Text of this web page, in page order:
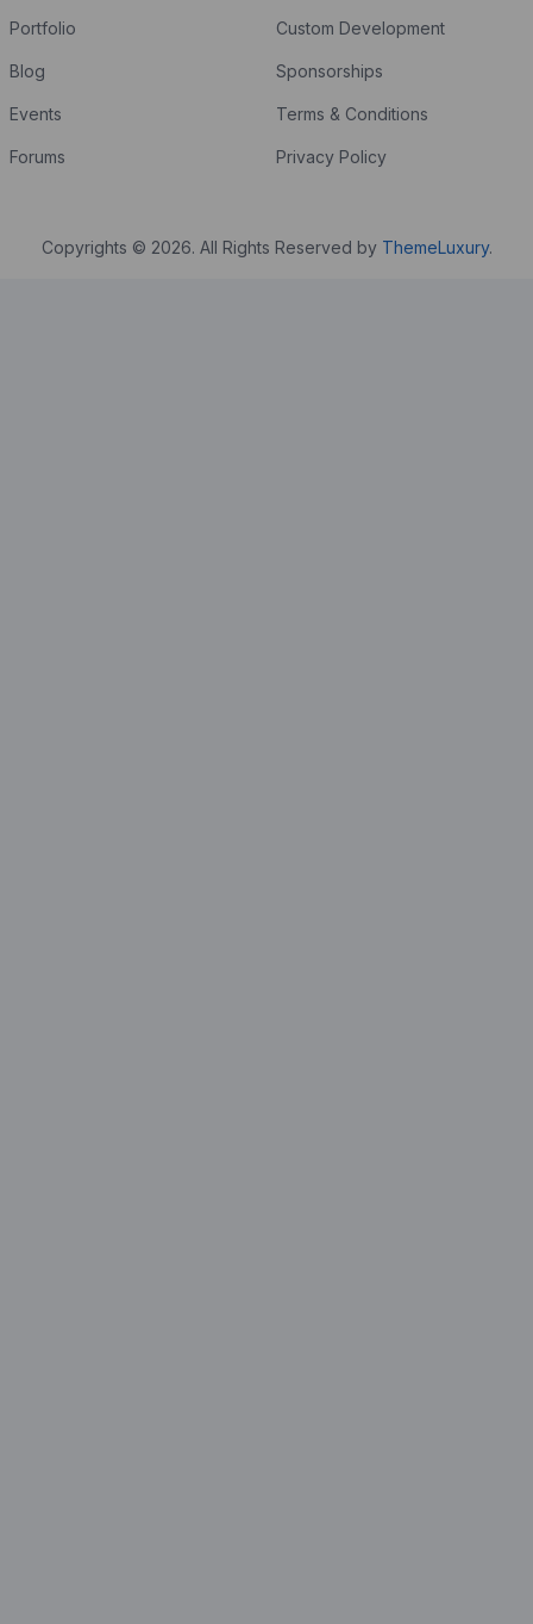
Portfolio
Blog
Events
Forums
Custom Development
Sponsorships
Terms & Conditions
Privacy Policy
Copyrights © 2026. All Rights Reserved by ThemeLuxury.